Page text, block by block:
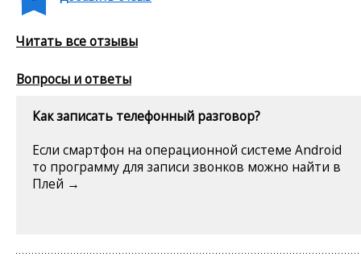
Читать все отзывы
Вопросы и ответы
Как записать телефонный разговор?
Если смартфон на операционной системе Android
то программу для записи звонков можно найти в
Плей →